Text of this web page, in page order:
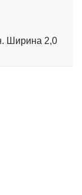
Ширина 2,0